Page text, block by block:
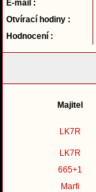
E-mail :
Otvírací hodiny :
Hodnocení :
Majitel
LK7R
LK7R
665+1
Marfi